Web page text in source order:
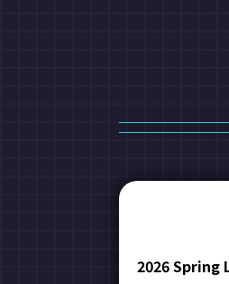
2026 Spring